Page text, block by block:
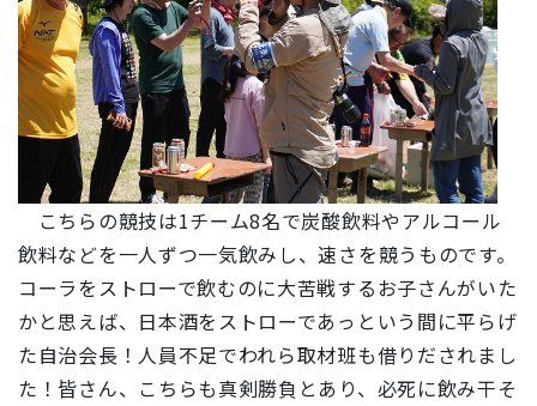
こちらの競技は1チーム8名で炭酸飲料やアルコール
飲料などを一人ずつ一気飲みし、速さを競うものです。
コーラをストローで飲むのに大苦戦するお子さんがいた
かと思えば、日本酒をストローであっという間に平らげ
た自治会長！人員不足でわれら取材班も借りだされまし
た！皆さん、こちらも真剣勝負とあり、必死に飲み干そ